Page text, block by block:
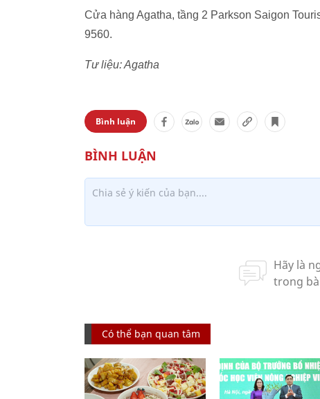
Cửa hàng Agatha, tầng 2 Parkson Saigon
9560.
Tư liệu: Agatha
Bình luận
Có thể bạn quan tâm